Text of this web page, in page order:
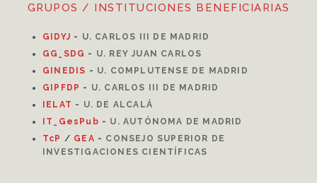
GRUPOS / INSTITUCIONES BENEFICIARIAS
GIDYJ - U. CARLOS III DE MADRID
GG_SDG - U. REY JUAN CARLOS
GINEDIS - U. COMPLUTENSE DE MADRID
GIPFDP - U. CARLOS III DE MADRID
ELAT - U. DE ALCALÁ
IT_GesPub - U. AUTÓNOMA DE MADRID
TcP / GEA - CONSEJO SUPERIOR DE
INVESTIGACIONES CIENTÍFICAS